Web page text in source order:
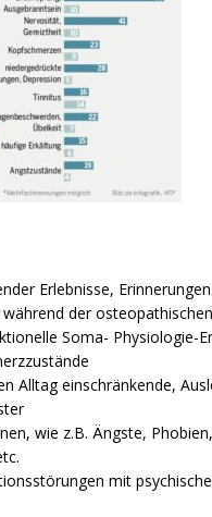
Erlebnisse,
der
Soma- Physiologie-
Alltag einschränkende,
wie z.B. Ängste, Phobien,
.
mit